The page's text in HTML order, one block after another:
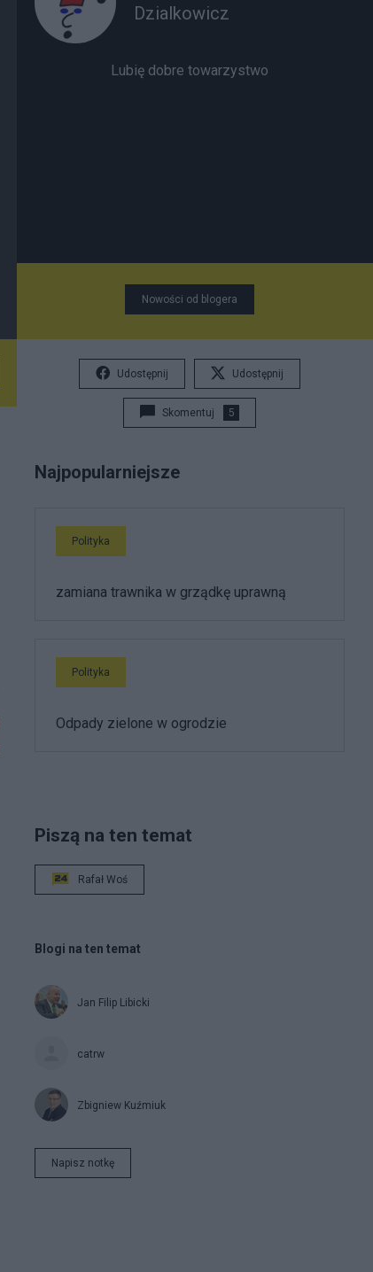
Dzialkowicz
Lubię dobre towarzystwo
Nowości od blogera
Udostępnij Udostępnij
Skomentuj 5
Najpopularniejsze
Polityka
zamiana trawnika w grządkę uprawną
Polityka
Odpady zielone w ogrodzie
Piszą na ten temat
Rafał Woś
Blogi na ten temat
Jan Filip Libicki
catrw
Zbigniew Kuźmiuk
Napisz notkę